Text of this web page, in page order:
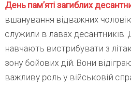
День пам’яті загиблих
вшанування відважних
служили в лавах десантників.
навчають вистрибувати з
зону бойових дій. Вони
важливу роль у військовій